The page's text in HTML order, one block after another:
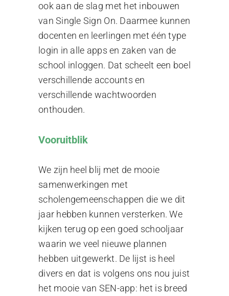
ook aan de slag met het inbouwen
van Single Sign On. Daarmee kunnen
docenten en leerlingen met één type
login in alle apps en zaken van de
school inloggen. Dat scheelt een boel
verschillende accounts en
verschillende wachtwoorden
onthouden.
Vooruitblik
We zijn heel blij met de mooie
samenwerkingen met
scholengemeenschappen die we dit
jaar hebben kunnen versterken. We
kijken terug op een goed schooljaar
waarin we veel nieuwe plannen
hebben uitgewerkt. De lijst is heel
divers en dat is volgens ons nou juist
het mooie van SEN-app: het is breed